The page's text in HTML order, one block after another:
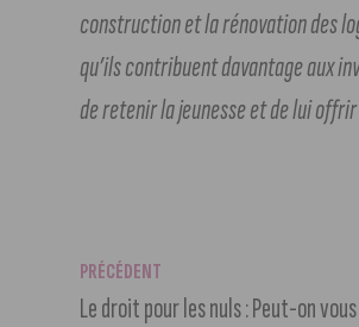
construction et la rénovation des
qu’ils contribuent davantage aux
de retenir la jeunesse et de lui
PRÉCÉDENT
Le droit pour les nuls : Peut-on